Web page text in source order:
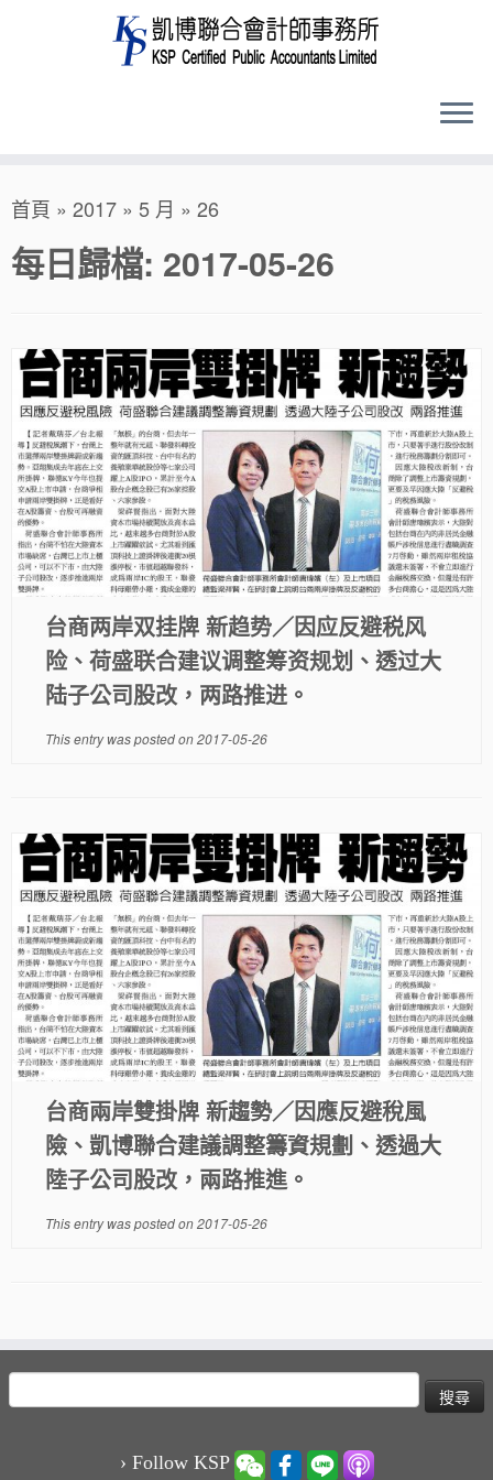
to
content
首頁 » 2017 » 5 月 » 26
每日歸檔: 2017-05-26
台商两岸双挂牌 新趋势／因应反避税风
险、荷盛联合建议调整筹资规划、透过大
陆子公司股改，两路推进。
This entry was posted on2017-05-26
台商兩岸雙掛牌 新趨勢／因應反避稅風
險、凱博聯合建議調整籌資規劃、透過大
陸子公司股改，兩路推進。
This entry was posted on2017-05-26
尋
› Follow KSP